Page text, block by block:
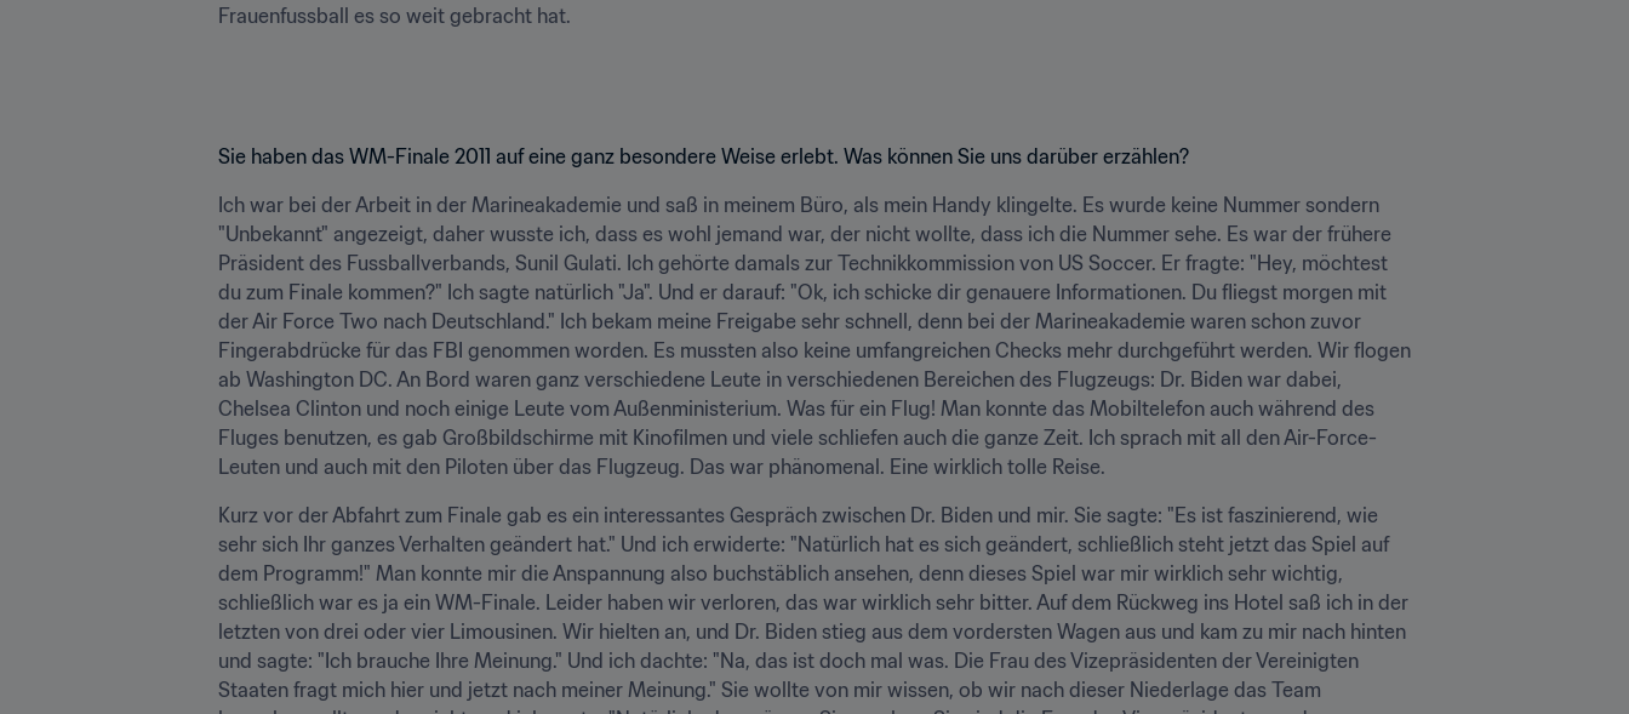
Frauenfussball es so weit gebracht hat.
Sie haben das WM-Finale 2011 auf eine ganz besondere Weise erlebt. Was können Sie uns darüber erzählen?
Ich war bei der Arbeit in der Marineakademie und saß in meinem Büro, als mein Handy klingelte. Es wurde keine Nummer sondern
"Unbekannt" angezeigt, daher wusste ich, dass es wohl jemand war, der nicht wollte, dass ich die Nummer sehe. Es war der frühere
Präsident des Fussballverbands, Sunil Gulati. Ich gehörte damals zur Technikkommission von US Soccer. Er fragte: "Hey, möchtest
du zum Finale kommen?" Ich sagte natürlich "Ja". Und er darauf: "Ok, ich schicke dir genauere Informationen. Du fliegst morgen mit
der Air Force Two nach Deutschland." Ich bekam meine Freigabe sehr schnell, denn bei der Marineakademie waren schon zuvor
Fingerabdrücke für das FBI genommen worden. Es mussten also keine umfangreichen Checks mehr durchgeführt werden. Wir flogen
ab Washington DC. An Bord waren ganz verschiedene Leute in verschiedenen Bereichen des Flugzeugs: Dr. Biden war dabei,
Chelsea Clinton und noch einige Leute vom Außenministerium. Was für ein Flug! Man konnte das Mobiltelefon auch während des
Fluges benutzen, es gab Großbildschirme mit Kinofilmen und viele schliefen auch die ganze Zeit. Ich sprach mit all den Air-Force-
Leuten und auch mit den Piloten über das Flugzeug. Das war phänomenal. Eine wirklich tolle Reise.
Kurz vor der Abfahrt zum Finale gab es ein interessantes Gespräch zwischen Dr. Biden und mir. Sie sagte: "Es ist faszinierend, wie
sehr sich Ihr ganzes Verhalten geändert hat." Und ich erwiderte: "Natürlich hat es sich geändert, schließlich steht jetzt das Spiel auf
dem Programm!" Man konnte mir die Anspannung also buchstäblich ansehen, denn dieses Spiel war mir wirklich sehr wichtig,
schließlich war es ja ein WM-Finale. Leider haben wir verloren, das war wirklich sehr bitter. Auf dem Rückweg ins Hotel saß ich in der
letzten von drei oder vier Limousinen. Wir hielten an, und Dr. Biden stieg aus dem vordersten Wagen aus und kam zu mir nach hinten
und sagte: "Ich brauche Ihre Meinung." Und ich dachte: "Na, das ist doch mal was. Die Frau des Vizepräsidenten der Vereinigten
Staaten fragt mich hier und jetzt nach meiner Meinung." Sie wollte von mir wissen, ob wir nach dieser Niederlage das Team